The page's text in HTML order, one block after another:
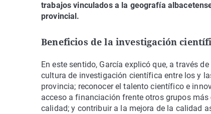
trabajos vinculados a la geografía
provincial.
Beneficios de la investigación
En este sentido, García explicó que, a través
cultura de investigación científica entre los y
provincia; reconocer el talento científico e
acceso a financiación frente otros grupos
calidad; y contribuir a la mejora de la calidad